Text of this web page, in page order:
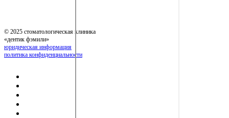
© 2025 стоматологическая клиника
«дентик фэмили»
юридическая информация
политика конфиденциальности